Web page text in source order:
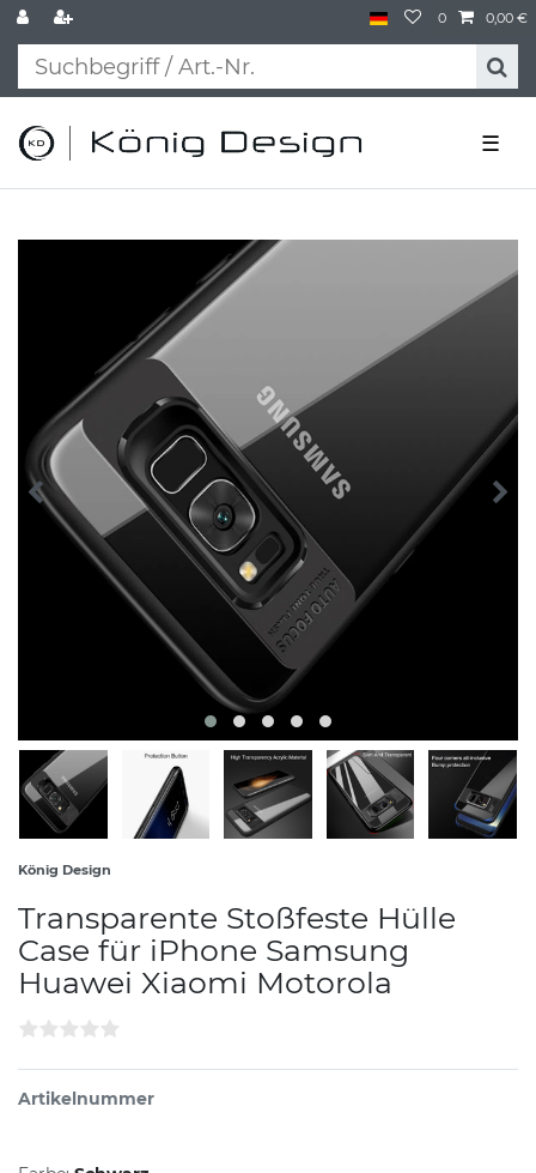
0 0,00 €
☰
König Design
Transparente Stoßfeste Hülle
Case für iPhone Samsung
Huawei Xiaomi Motorola
Artikelnummer